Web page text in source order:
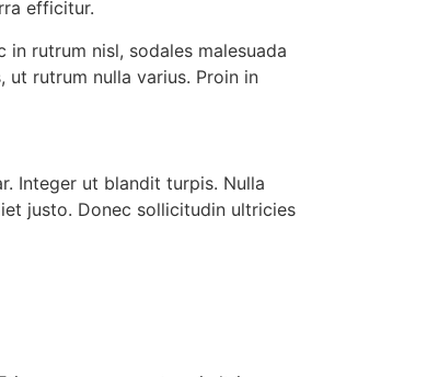
efficitur.
rutrum nisl, sodales malesuada
ut rutrum nulla varius. Proin in
Integer ut blandit turpis. Nulla
justo. Donec sollicitudin ultricies